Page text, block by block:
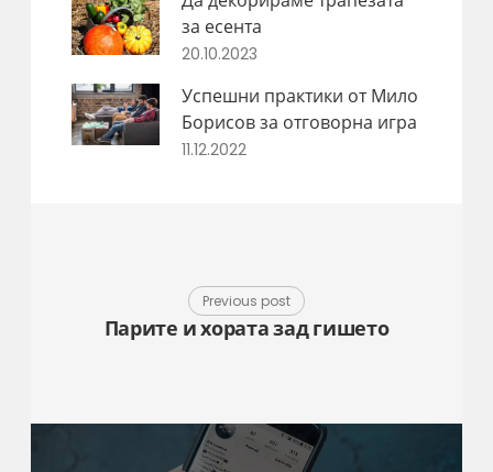
за есента
20.10.2023
Успешни практики от Мило
Борисов за отговорна игра
11.12.2022
Previous post
Парите и хората зад гишето